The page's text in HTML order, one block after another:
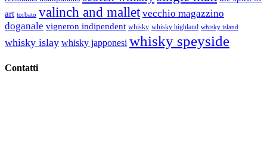
art torbato valinch and mallet vecchio magazzino
doganale vigneron indipendent whisky whisky highland whisky island
whisky islay whisky japponesi whisky speyside
Contatti